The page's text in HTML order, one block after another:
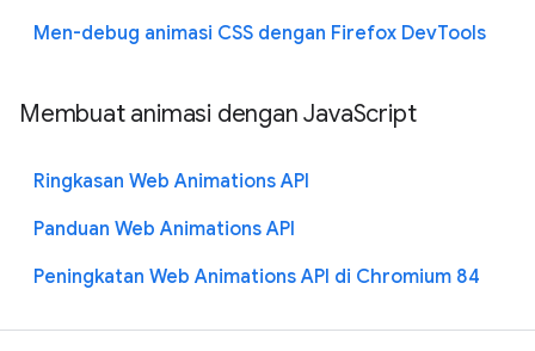
Men-debug animasi CSS dengan Firefox DevTools
Membuat animasi dengan JavaScript
Ringkasan Web Animations API
Panduan Web Animations API
Peningkatan Web Animations API di Chromium 84